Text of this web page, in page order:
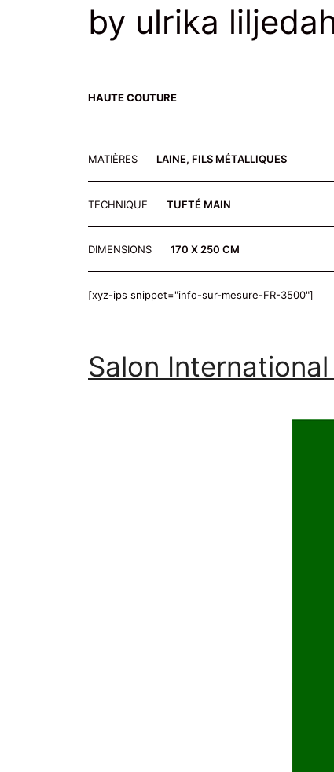
by ulrika
HAUTE COUTURE
MATIÈRES LAINE, FILS MÉTALLIQUES
TECHNIQUE TUFTÉ MAIN
DIMENSIONS 170 X 250 CM
[xyz-ips snippet="info-sur-mesure-FR-3500"]
Salon